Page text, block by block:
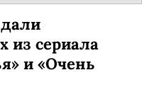
из сериала
и «Очень